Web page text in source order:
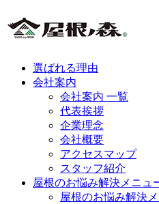
選ばれる理由
会社案内
会社案内 一覧
代表挨拶
企業理念
会社概要
アクセスマップ
スタッフ紹介
屋根のお悩み解決メニュ
屋根のお悩み解決